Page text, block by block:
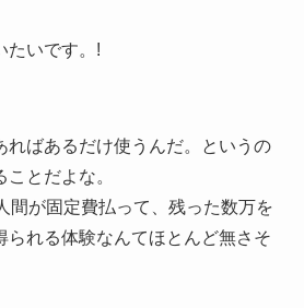
たいです。!
ればあるだけ使うんだ。というの
とだよな。
間が固定費払って、残った数万を
られる体験なんてほとんど無さそ